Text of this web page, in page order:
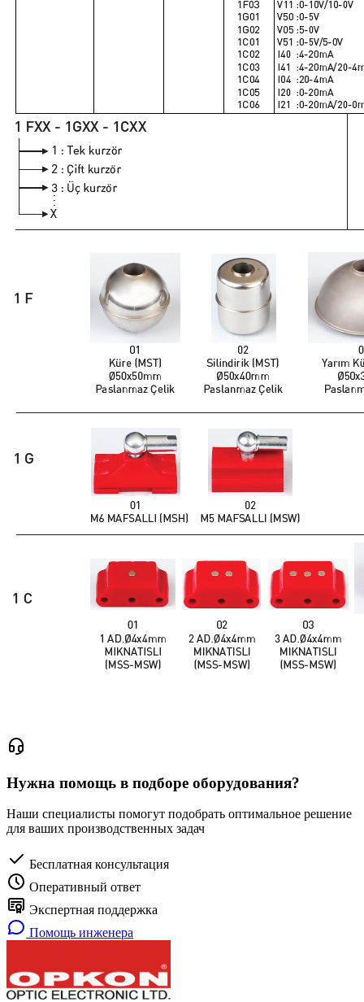
Нужна помощь в подборе оборудования?
Наши специалисты помогут подобрать оптимальное решение
для ваших производственных задач
Бесплатная консультация
Оперативный ответ
Экспертная поддержка
Помощь инженера